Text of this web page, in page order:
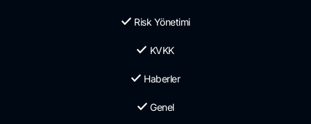
Risk Yönetimi
KVKK
Haberler
Genel